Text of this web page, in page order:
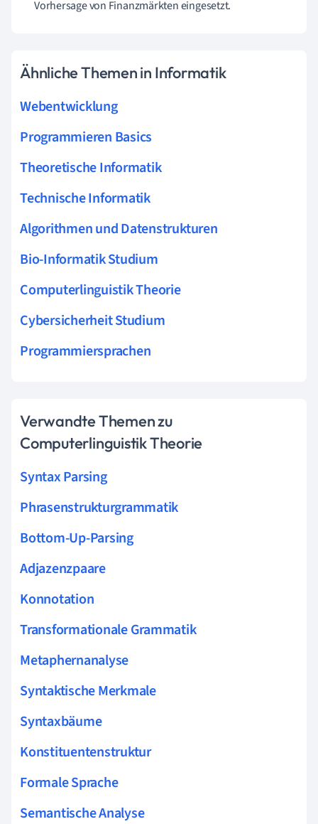
Vorhersage von Finanzmärkten eingesetzt.
Ähnliche Themen in Informatik
Webentwicklung
Programmieren Basics
Theoretische Informatik
Technische Informatik
Algorithmen und Datenstrukturen
Bio-Informatik Studium
Computerlinguistik Theorie
Cybersicherheit Studium
Programmiersprachen
Verwandte Themen zu
Computerlinguistik Theorie
Syntax Parsing
Phrasenstrukturgrammatik
Bottom-Up-Parsing
Adjazenzpaare
Konnotation
Transformationale Grammatik
Metaphernanalyse
Syntaktische Merkmale
Syntaxbäume
Konstituentenstruktur
Formale Sprache
Semantische Analyse